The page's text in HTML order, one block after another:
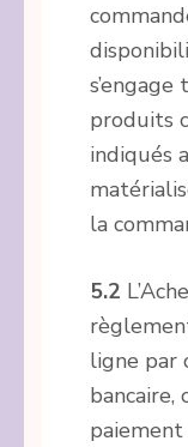
produits
indiqués
la
5.2
ligne par
paiement